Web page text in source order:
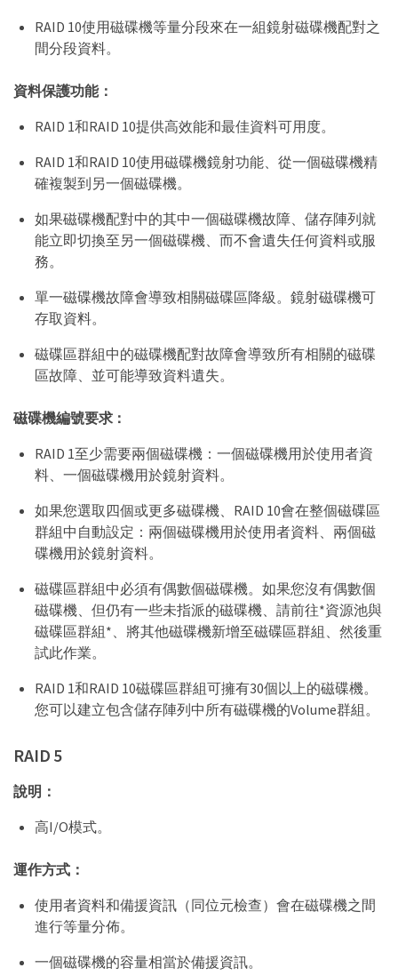
RAID 10使用磁碟機等量分段來在一組鏡射磁碟機配對之
間分段資料。
資料保護功能：
RAID 1和RAID 10提供高效能和最佳資料可用度。
RAID 1和RAID 10使用磁碟機鏡射功能、從一個磁碟機精
確複製到另一個磁碟機。
如果磁碟機配對中的其中一個磁碟機故障、儲存陣列就
能立即切換至另一個磁碟機、而不會遺失任何資料或服
務。
單一磁碟機故障會導致相關磁碟區降級。鏡射磁碟機可
存取資料。
磁碟區群組中的磁碟機配對故障會導致所有相關的磁碟
區故障、並可能導致資料遺失。
磁碟機編號要求：
RAID 1至少需要兩個磁碟機：一個磁碟機用於使用者資
料、一個磁碟機用於鏡射資料。
如果您選取四個或更多磁碟機、RAID 10會在整個磁碟區
群組中自動設定：兩個磁碟機用於使用者資料、兩個磁
碟機用於鏡射資料。
磁碟區群組中必須有偶數個磁碟機。如果您沒有偶數個
磁碟機、但仍有一些未指派的磁碟機、請前往*資源池與
磁碟區群組*、將其他磁碟機新增至磁碟區群組、然後重
試此作業。
RAID 1和RAID 10磁碟區群組可擁有30個以上的磁碟機。
您可以建立包含儲存陣列中所有磁碟機的Volume群組。
RAID 5
說明：
高I/O模式。
運作方式：
使用者資料和備援資訊（同位元檢查）會在磁碟機之間
進行等量分佈。
一個磁碟機的容量相當於備援資訊。